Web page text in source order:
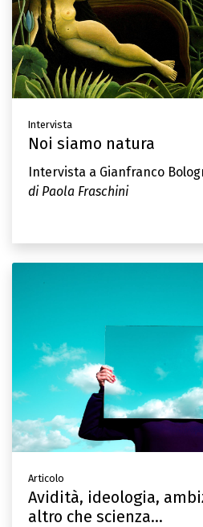
Intervista
Noi siamo natura
Intervista a Gianfranco
di Paola Fraschini
Articolo
Avidità, ideologia,
altro che scienza...